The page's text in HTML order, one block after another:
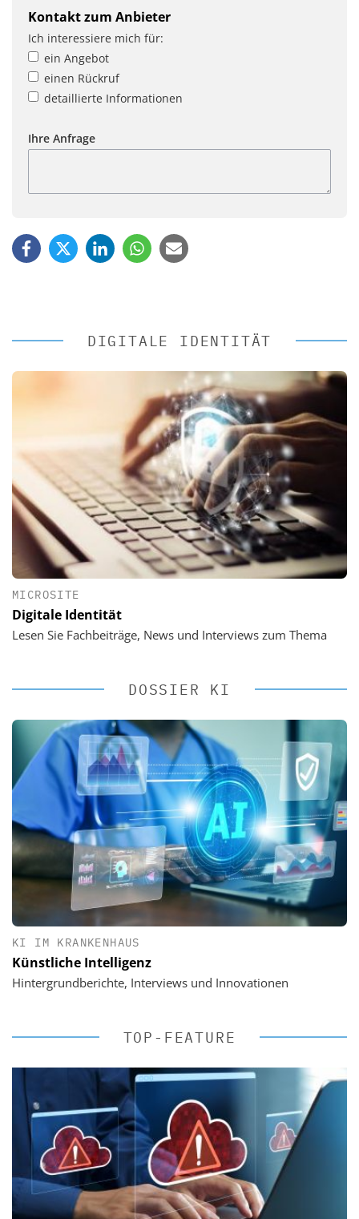
Kontakt zum Anbieter
Ich interessiere mich für:
ein Angebot
einen Rückruf
detaillierte Informationen
Ihre Anfrage
DIGITALE IDENTITÄT
MICROSITE
Digitale Identität
Lesen Sie Fachbeiträge, News und Interviews zum Thema
DOSSIER KI
KI IM KRANKENHAUS
Künstliche Intelligenz
Hintergrundberichte, Interviews und Innovationen
TOP-FEATURE